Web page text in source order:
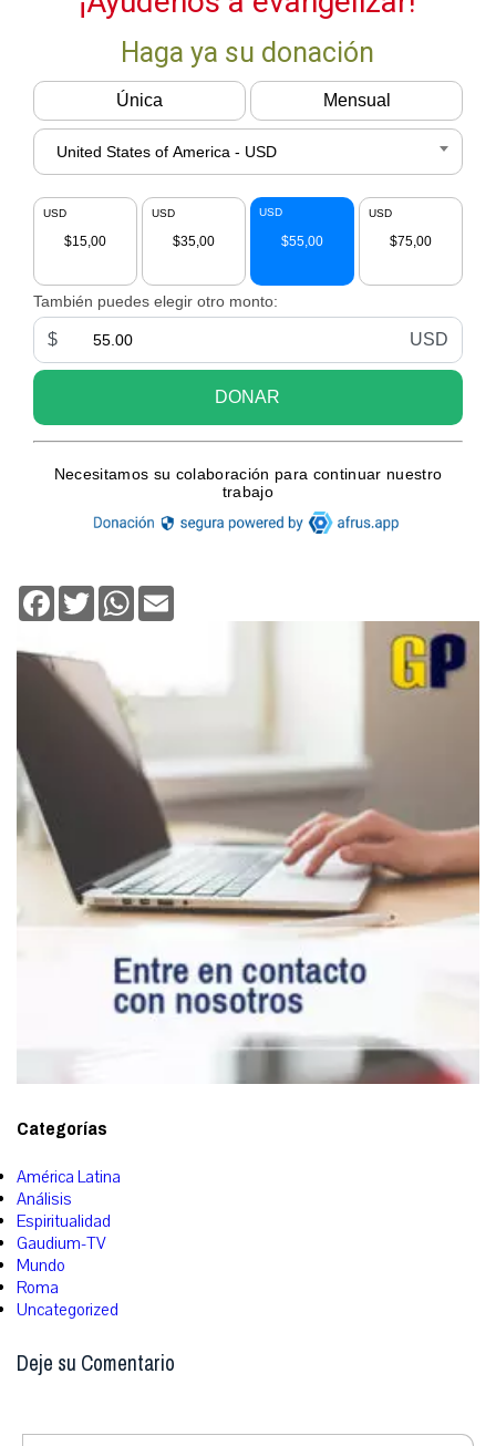
Facebook
TwitterWhatsApp
Categorías
América Latina
Análisis
Espiritualidad
Gaudium-TV
Mundo
Roma
Uncategorized
Deje su Comentario